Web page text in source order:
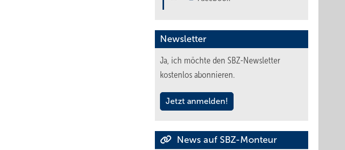
Newsletter
Ja, ich möchte den SBZ-Newsletter
kostenlos abonnieren.
Jetzt anmelden!
News auf SBZ-Monteur